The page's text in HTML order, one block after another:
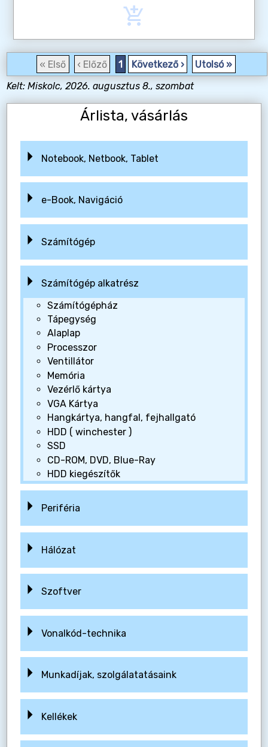
add_shopping_cart
« Első ‹ Előző 1 Következő ›
Utolsó »
Kelt: Miskolc, 2026. augusztus 8., szombat
Árlista, vásárlás
Notebook, Netbook, Tablet
e-Book, Navigáció
Számítógép
Számítógép alkatrész
Számítógépház
Tápegység
Alaplap
Processzor
Ventillátor
Memória
Vezérlő kártya
VGA Kártya
Hangkártya, hangfal, fejhallgató
HDD ( winchester )
SSD
CD-ROM, DVD, Blue-Ray
HDD kiegészítők
Periféria
Hálózat
Szoftver
Vonalkód-technika
Munkadíjak, szolgálatatásaink
Kellékek